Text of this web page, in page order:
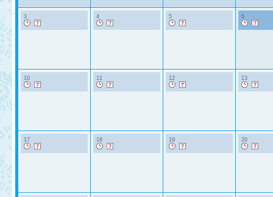
3 4 5 6
10 11 12 13
17 18 19 20